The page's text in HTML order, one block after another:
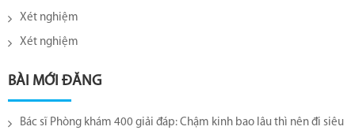
Xét nghiệm
Xét nghiệm
BÀI MỚI ĐĂNG
Bác sĩ Phòng khám 400 giải đáp: Chậm kinh bao lâu thì nên đi siêu